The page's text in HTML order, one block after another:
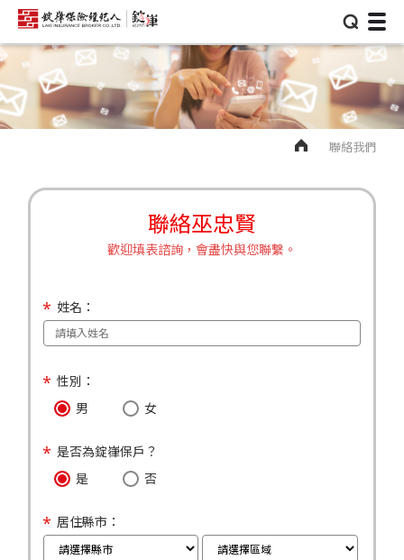
⌕
聯絡我們
聯絡巫忠賢
歡迎填表諮詢，會盡快與您聯繫。
姓名：
性別：
男
女
是否為錠嵂保戶？
是
否
居住縣市：